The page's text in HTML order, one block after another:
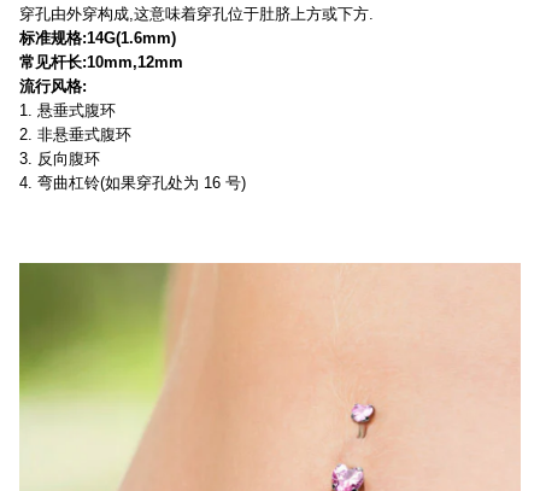
穿孔由外穿构成,这意味着穿孔位于肚脐上方或下方.
标准规格:14G(1.6mm)
常见杆长:10mm,12mm
流行风格:
1. 悬垂式腹环
2. 非悬垂式腹环
3. 反向腹环
4. 弯曲杠铃(如果穿孔处为 16 号)